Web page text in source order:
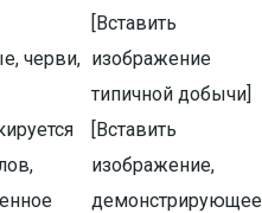
черви,
[Вставить
изображение
типичной добычи]
[Вставить
изображение,
демонстрирующее